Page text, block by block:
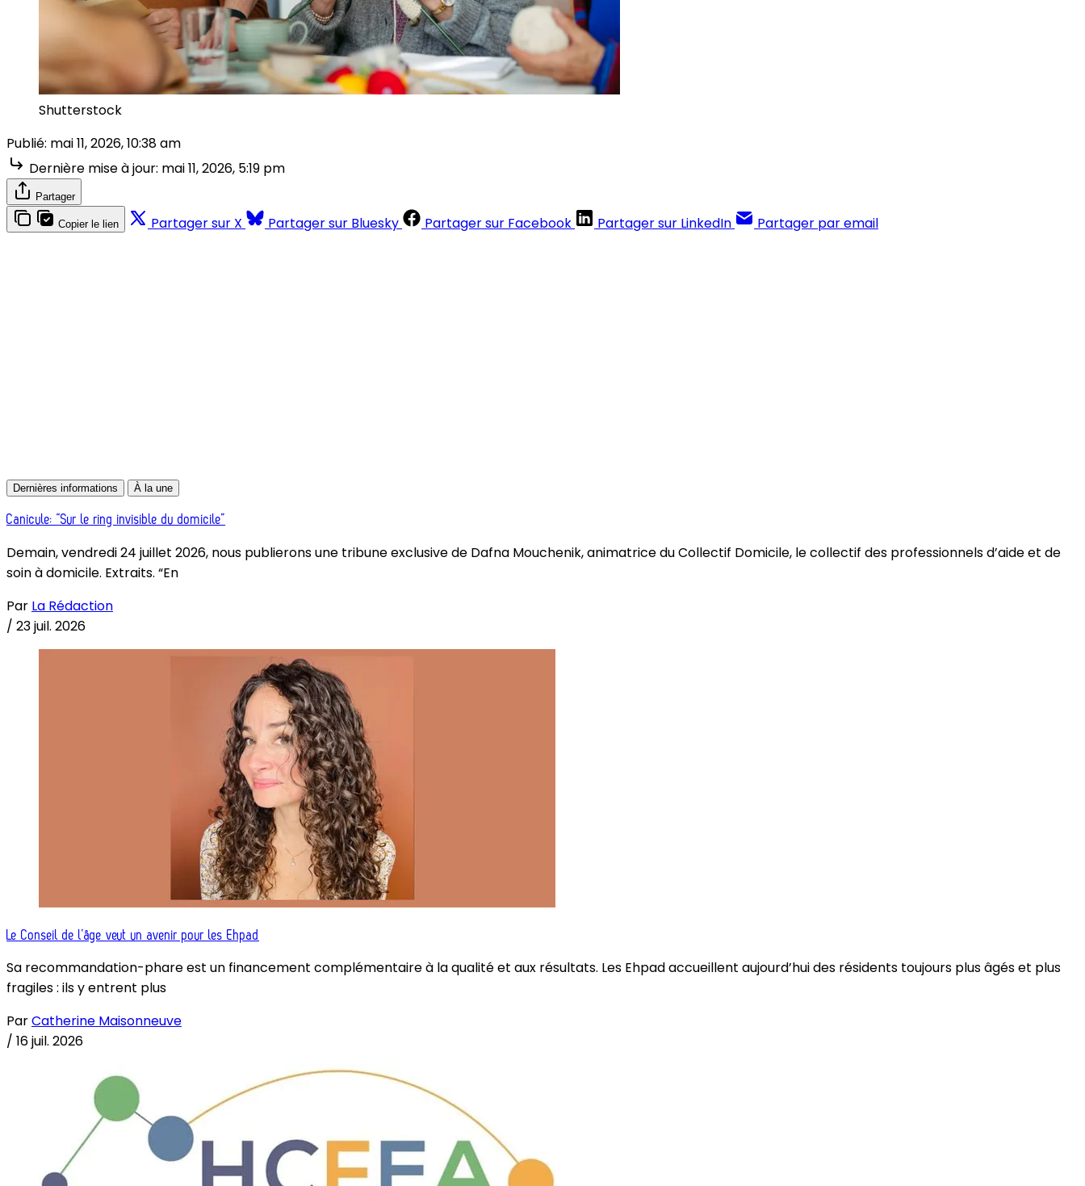
Shutterstock
Publié: mai 11, 2026, 10:38 am
Dernière mise à jour: mai 11, 2026, 5:19 pm
Partager
Copier le lien Partager sur X Partager sur Bluesky Partager sur Facebook Partager sur LinkedIn Partager par email
Dernières informations À la une
Canicule: “Sur le ring invisible du domicile”
Demain, vendredi 24 juillet 2026, nous publierons une tribune exclusive de Dafna Mouchenik, animatrice du Collectif Domicile, le collectif des professionnels d’aide et de
soin à domicile. Extraits. “En
Par La Rédaction
/ 23 juil. 2026
Le Conseil de l’âge veut un avenir pour les Ehpad
Sa recommandation-phare est un financement complémentaire à la qualité et aux résultats. Les Ehpad accueillent aujourd’hui des résidents toujours plus âgés et plus
fragiles : ils y entrent plus
ParCatherine Maisonneuve
/ 16 juil. 2026